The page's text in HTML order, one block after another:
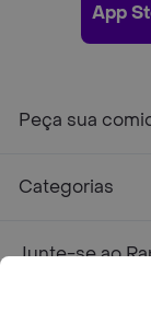
App
Peça sua
Categorias
Junte-se ao